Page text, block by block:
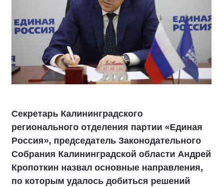
Секретарь Калининградского
регионального отделения партии «Единая
Россия», председатель Законодательного
Собрания Калининградской области Андрей
Кропоткин назвал основные направления,
по которым удалось добиться решений